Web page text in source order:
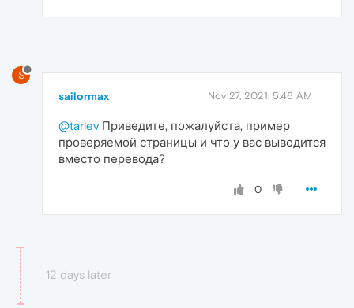
S
sailormax Nov 27, 2021, 5:46 AM
@tarlev Приведите, пожалуйста, пример
проверяемой страницы и что у вас выводится
вместо перевода?
0
12 days later